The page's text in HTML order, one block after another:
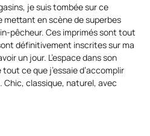
je suis tombée sur ce
mettant en scène de superbes
pêcheur. Ces imprimés sont tout
définitivement inscrites sur ma
un jour. L’espace dans son
ce que j’essaie d’accomplir
Chic, classique, naturel, avec